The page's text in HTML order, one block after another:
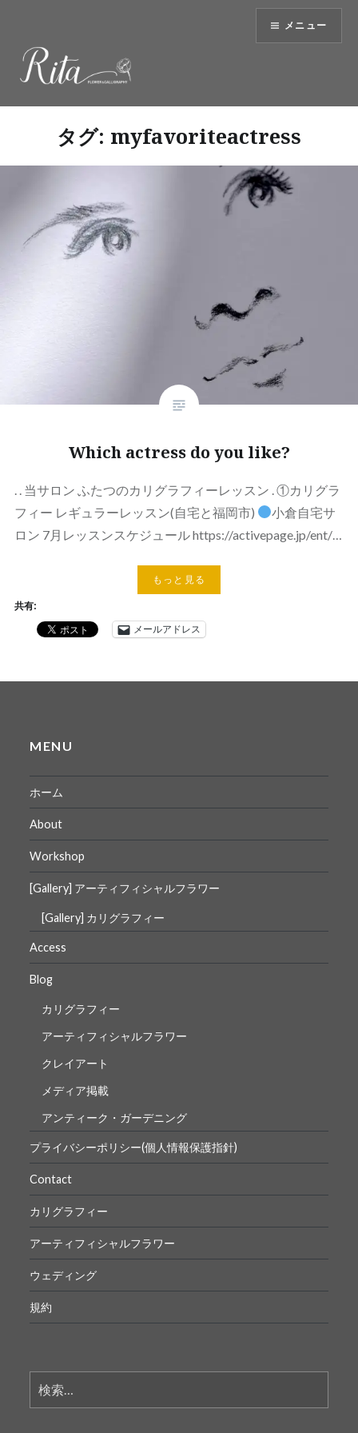
へ
ッ
メニュー
タグ: myfavoriteactress
Which actress do you like?
. . 当サロン ふたつのカリグラフィーレッスン . ①カリグラ
フィー レギュラーレッスン(自宅と福岡市)
小倉自宅サ
ロン 7月レッスンスケジュール https://activepage.jp/ent/…
もっと見る
共有:
メールアドレス
MENU
ホーム
About
Workshop
[Gallery] アーティフィシャルフラワー
[Gallery] カリグラフィー
Access
Blog
カリグラフィー
アーティフィシャルフラワー
クレイアート
メディア掲載
アンティーク・ガーデニング
プライバシーポリシー(個人情報保護指針)
Contact
カリグラフィー
アーティフィシャルフラワー
ウェディング
規約
索: